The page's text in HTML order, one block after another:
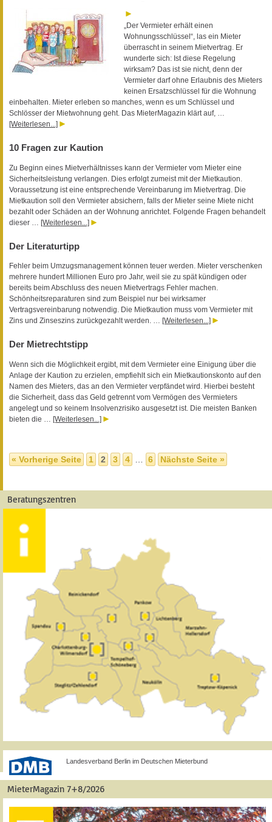
„Der Vermieter erhält einen
Wohnungsschlüssel“, las ein Mieter
überrascht in seinem Mietvertrag. Er
wunderte sich: Ist diese Regelung
wirksam? Das ist sie nicht, denn der
Vermieter darf ohne Erlaubnis des Mieters
keinen Ersatzschlüssel für die Wohnung
einbehalten. Mieter erleben so manches, wenn es um Schlüssel und
Schlösser der Mietwohnung geht. Das MieterMagazin klärt auf, …
[Weiterlesen...]
10 Fragen zur Kaution
Zu Beginn eines Mietverhältnisses kann der Vermieter vom Mieter eine
Sicherheitsleistung verlangen. Dies erfolgt zumeist mit der Mietkaution.
Voraussetzung ist eine entsprechende Vereinbarung im Mietvertrag. Die
Mietkaution soll den Vermieter absichern, falls der Mieter seine Miete nicht
bezahlt oder Schäden an der Wohnung anrichtet. Folgende Fragen behandelt
dieser … [Weiterlesen...]
Der Literaturtipp
Fehler beim Umzugsmanagement können teuer werden. Mieter verschenken
mehrere hundert Millionen Euro pro Jahr, weil sie zu spät kündigen oder
bereits beim Abschluss des neuen Mietvertrags Fehler machen.
Schönheitsreparaturen sind zum Beispiel nur bei wirksamer
Vertragsvereinbarung notwendig. Die Mietkaution muss vom Vermieter mit
Zins und Zinseszins zurückgezahlt werden. … [Weiterlesen...]
Der Mietrechtstipp
Wenn sich die Möglichkeit ergibt, mit dem Vermieter eine Einigung über die
Anlage der Kaution zu erzielen, empfiehlt sich ein Mietkautionskonto auf den
Namen des Mieters, das an den Vermieter verpfändet wird. Hierbei besteht
die Sicherheit, dass das Geld getrennt vom Vermögen des Vermieters
angelegt und so keinem Insolvenzrisiko ausgesetzt ist. Die meisten Banken
bieten die … [Weiterlesen...]
« Vorherige Seite 1 2 3 4 6 Nächste Seite »
Beratungszentren
Landesverband Berlin im Deutschen Mieterbund
MieterMagazin 7+8/2026